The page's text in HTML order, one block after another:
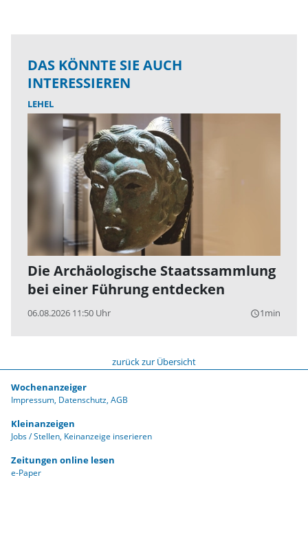
DAS KÖNNTE SIE AUCH
INTERESSIEREN
LEHEL
Die Archäologische Staatssammlung
bei einer Führung entdecken
06.08.2026 11:50 Uhr query_builder1min
zurück zur Übersicht
Wochenanzeiger
Impressum Datenschutz AGB
Kleinanzeigen
Jobs / Stellen Keinanzeige inserieren
Zeitungen online lesen
e-Paper